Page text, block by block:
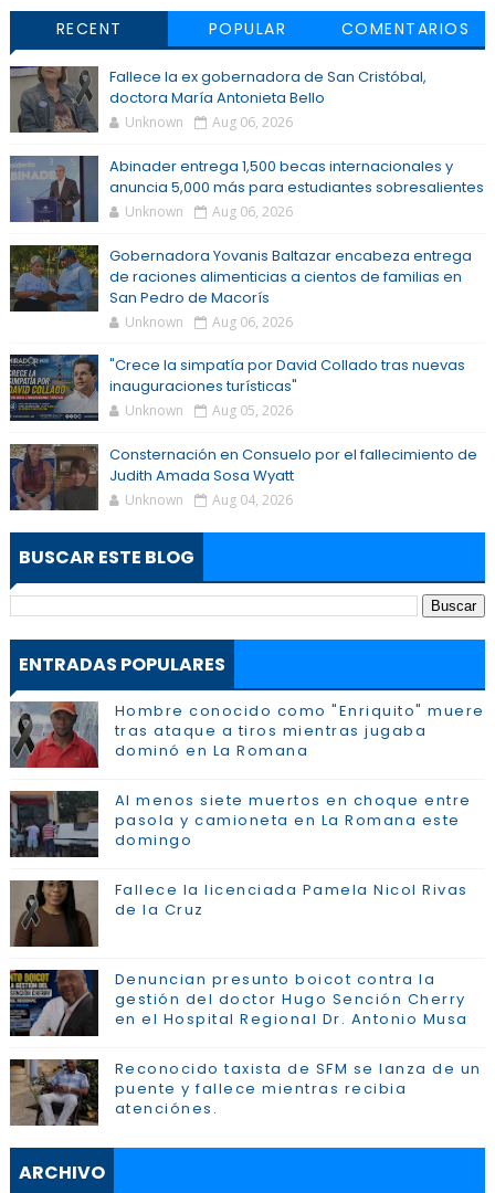
RECENT POPULAR COMENTARIOS
Fallece la ex gobernadora de San Cristóbal,
doctora María Antonieta Bello
Unknown Aug 06, 2026
Abinader entrega 1,500 becas internacionales y
anuncia 5,000 más para estudiantes sobresalientes
Unknown Aug 06, 2026
Gobernadora Yovanis Baltazar encabeza entrega
de raciones alimenticias a cientos de familias en
San Pedro de Macorís
Unknown Aug 06, 2026
"Crece la simpatía por David Collado tras nuevas
inauguraciones turísticas"
Unknown Aug 05, 2026
Consternación en Consuelo por el fallecimiento de
Judith Amada Sosa Wyatt
Unknown Aug 04, 2026
BUSCAR ESTE BLOG
ENTRADAS POPULARES
Hombre conocido como "Enriquito" muere
tras ataque a tiros mientras jugaba
dominó en La Romana
Al menos siete muertos en choque entre
pasola y camioneta en La Romana este
domingo
Fallece la licenciada Pamela Nicol Rivas
de la Cruz
Denuncian presunto boicot contra la
gestión del doctor Hugo Sención Cherry
en el Hospital Regional Dr. Antonio Musa
Reconocido taxista de SFM se lanza de un
puente y fallece mientras recibia
atenciónes.
ARCHIVO